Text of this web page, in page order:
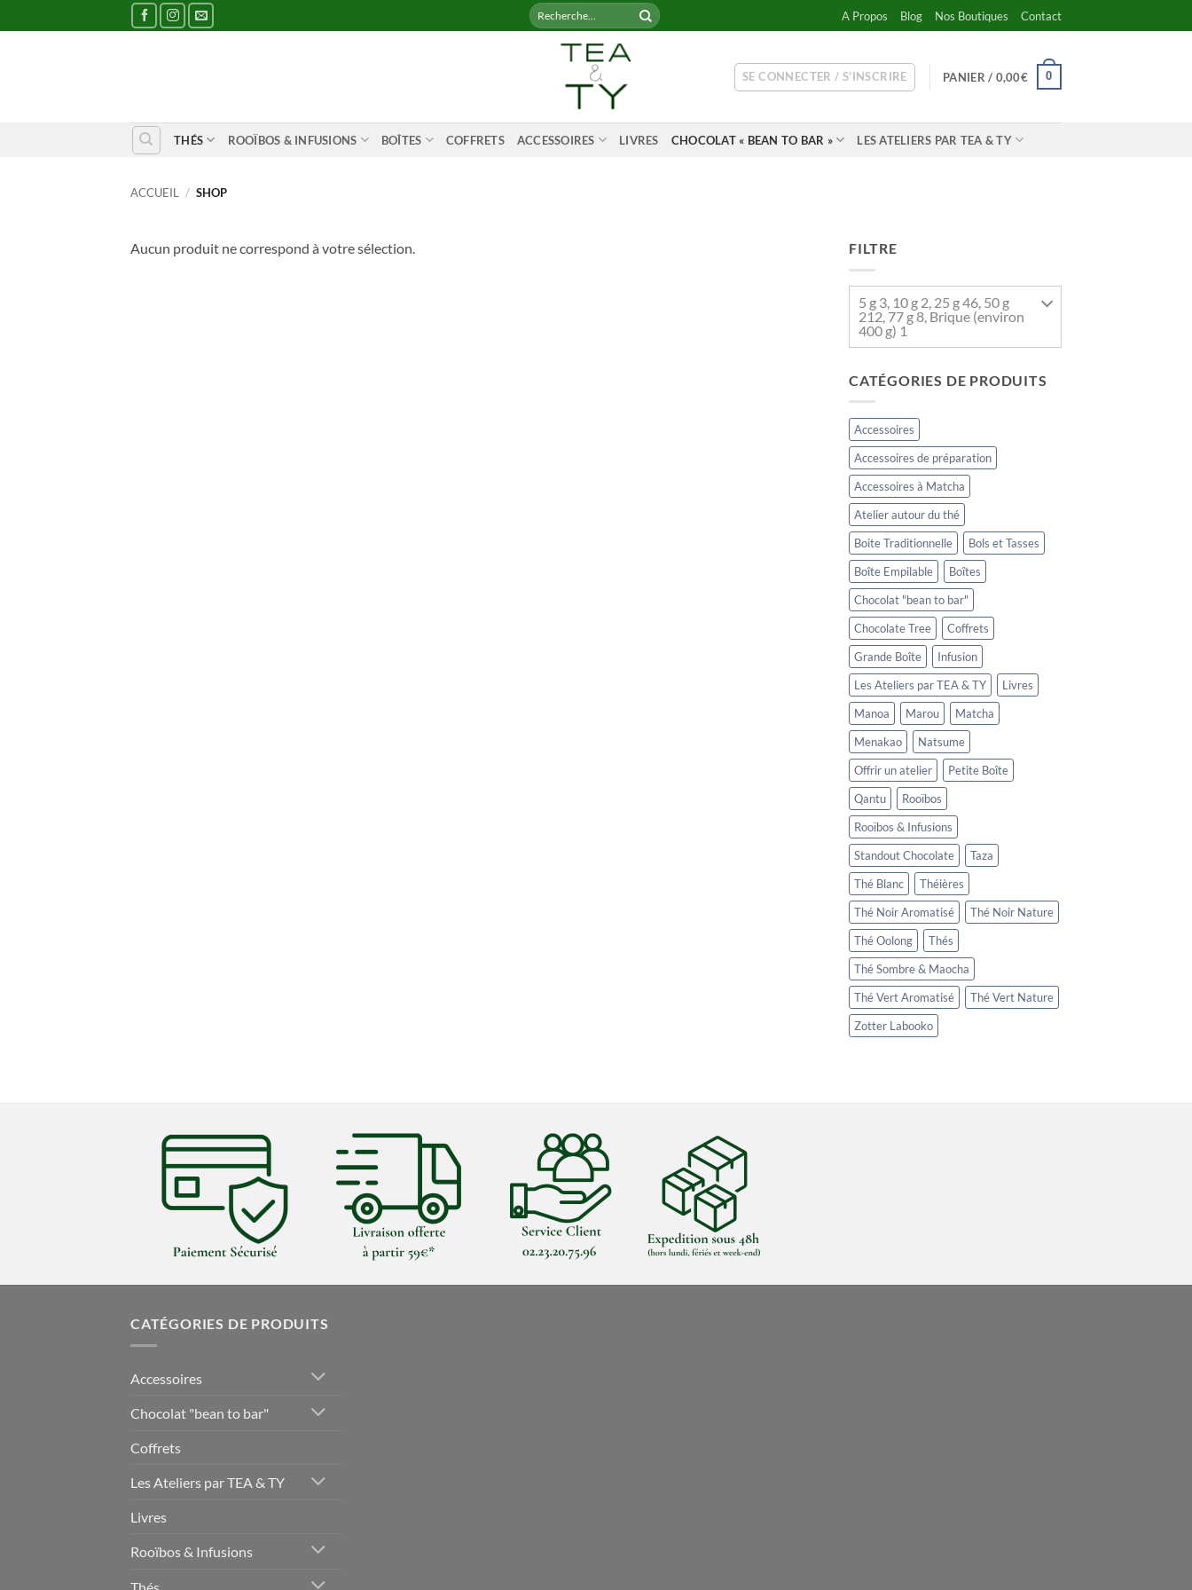
au
Recherche
pour :
A Propos Blog Nos Boutiques Contact
SE CONNECTER / S’INSCRIRE PANIER / 0,00€ 0
THÉS ROOÏBOS & INFUSIONS BOÎTES COFFRETS ACCESSOIRES LIVRES CHOCOLAT « BEAN TO BAR » LES ATELIERS PAR TEA & TY
ACCUEIL / SHOP
Aucun produit ne correspond à votre sélection. FILTRE
5 g 3, 10 g 2, 25 g 46, 50 g
212, 77 g 8, Brique (environ
400 g) 1
CATÉGORIES DE PRODUITS
Accessoires
Accessoires de préparation
Accessoires à Matcha
Atelier autour du thé
Boite Traditionnelle
Bols et Tasses
Boîte Empilable
Boîtes
Chocolat "bean to bar"
Chocolate Tree
Coffrets
Grande Boîte
Infusion
Les Ateliers par TEA & TY
Livres
Manoa
Marou
Matcha
Menakao
Natsume
Offrir un atelier
Petite Boîte
Qantu
Rooïbos
Rooïbos & Infusions
Standout Chocolate
Taza
Thé Blanc
Théières
Thé Noir Aromatisé
Thé Noir Nature
Thé Oolong
Thés
Thé Sombre & Maocha
Thé Vert Aromatisé
Thé Vert Nature
Zotter Labooko
CATÉGORIES DE PRODUITS
Accessoires
Chocolat "bean to bar"
Coffrets
Les Ateliers par TEA & TY
Livres
Rooïbos & Infusions